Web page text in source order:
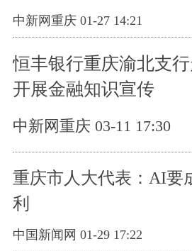
中新网重庆 01-27 14:21
恒丰银行重庆渝北支
开展金融知识宣传
中新网重庆 03-11 17:30
重庆市人大代表：AI要
利
中国新闻网 01-29 17:22